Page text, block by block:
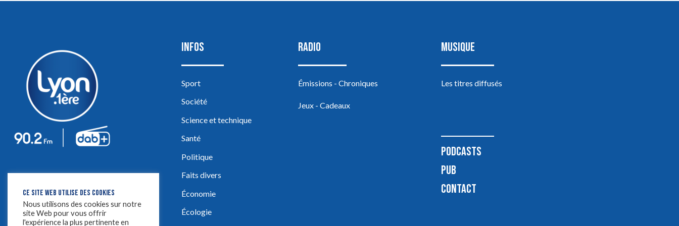
INFOS
Sport
Société
Science et technique
Santé
Politique
Faits divers
Économie
Écologie
RADIO
Émissions - Chroniques
Jeux - Cadeaux
MUSIQUE
Les titres diffusés
PODCASTS
PUB
CONTACT
CE SITE WEB UTILISE DES COOKIES
Nous utilisons des cookies sur notre
site Web pour vous offrir
l'expérience la plus pertinente en